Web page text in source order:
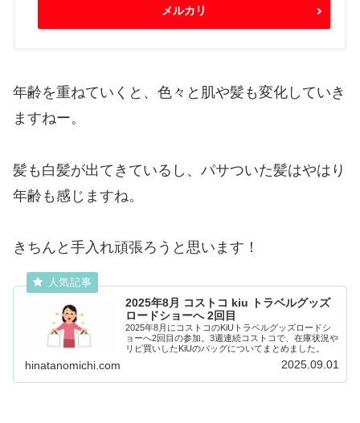
メルカリ
年齢を重ねていくと、色々と肌や髪も変化していき
ますねー。
髪も白髪が出てきているし、パサついた髪はやはり
年齢も感じますね。
きちんと手入れ頑張ろうと思います！
2025年8月 コストコ kiu トラベルグッズ
ロードショーへ 2回目
2025年8月にコストコのKiUトラベルグッズロードシ
ョーへ2回目の参加。3週連続コストコで、在庫状況や
リピ買いしたKiUのバッグについてまとめました。
hinatanomichi.com 2025.09.01